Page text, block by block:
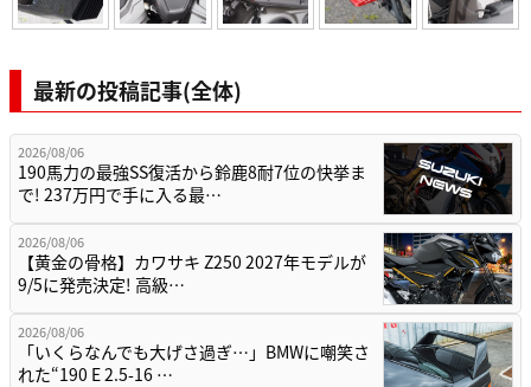
最新の投稿記事(全体)
2026/08/06
190馬力の最強SS復活から鈴鹿8耐7位の快挙ま
で! 237万円で手に入る最…
2026/08/06
【黄金の骨格】カワサキ Z250 2027年モデルが
9/5に発売決定! 高級…
2026/08/06
「いくらなんでも大げさ過ぎ…」BMWに嘲笑さ
れた“190 E 2.5-16 …